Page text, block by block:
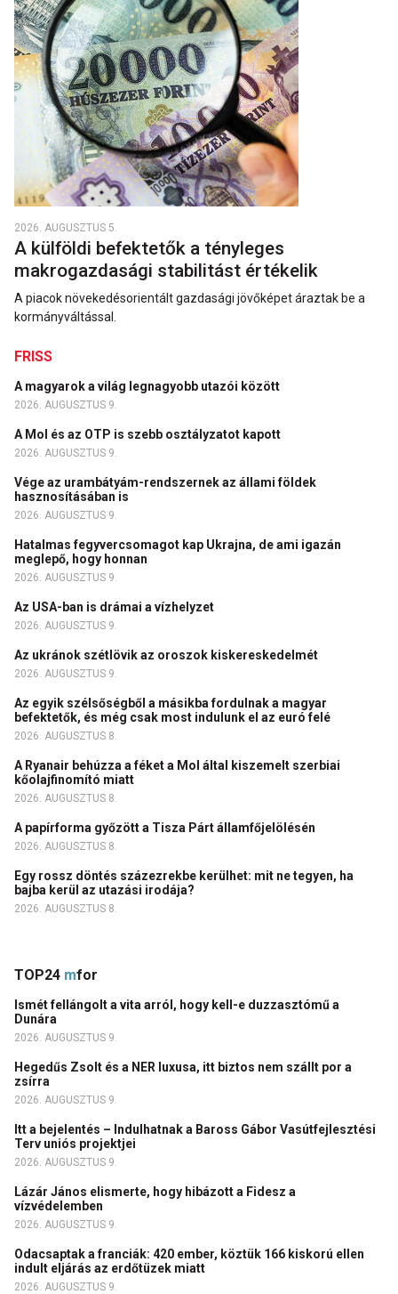
2026. AUGUSZTUS 5.
A külföldi befektetők a tényleges
makrogazdasági stabilitást értékelik
A piacok növekedésorientált gazdasági jövőképet áraztak be a
kormányváltással.
FRISS
A magyarok a világ legnagyobb utazói között
2026. AUGUSZTUS 9.
A Mol és az OTP is szebb osztályzatot kapott
2026. AUGUSZTUS 9.
Vége az urambátyám-rendszernek az állami földek
hasznosításában is
2026. AUGUSZTUS 9.
Hatalmas fegyvercsomagot kap Ukrajna, de ami igazán
meglepő, hogy honnan
2026. AUGUSZTUS 9.
Az USA-ban is drámai a vízhelyzet
2026. AUGUSZTUS 9.
Az ukránok szétlövik az oroszok kiskereskedelmét
2026. AUGUSZTUS 9.
Az egyik szélsőségből a másikba fordulnak a magyar
befektetők, és még csak most indulunk el az euró felé
2026. AUGUSZTUS 8.
A Ryanair behúzza a féket a Mol által kiszemelt szerbiai
kőolajfinomító miatt
2026. AUGUSZTUS 8.
A papírforma győzött a Tisza Párt államfőjelölésén
2026. AUGUSZTUS 8.
Egy rossz döntés százezrekbe kerülhet: mit ne tegyen, ha
bajba kerül az utazási irodája?
2026. AUGUSZTUS 8.
TOP24 mfor
Ismét fellángolt a vita arról, hogy kell-e duzzasztómű a
Dunára
2026. AUGUSZTUS 9.
Hegedűs Zsolt és a NER luxusa, itt biztos nem szállt por a
zsírra
2026. AUGUSZTUS 9.
Itt a bejelentés – Indulhatnak a Baross Gábor Vasútfejlesztési
Terv uniós projektjei
2026. AUGUSZTUS 9.
Lázár János elismerte, hogy hibázott a Fidesz a
vízvédelemben
2026. AUGUSZTUS 9.
Odacsaptak a franciák: 420 ember, köztük 166 kiskorú ellen
indult eljárás az erdőtüzek miatt
2026. AUGUSZTUS 9.